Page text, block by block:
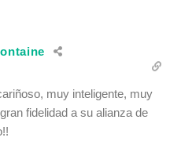
muy inteligente, muy
fidelidad a su alianza de